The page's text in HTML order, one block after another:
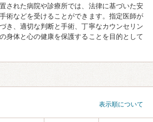
された病院や診療所では、法律に基づいた安
術などを受けることができます。指定医師が
き、適切な判断と手術、丁寧なカウンセリン
身体と心の健康を保護することを目的として
表示順について